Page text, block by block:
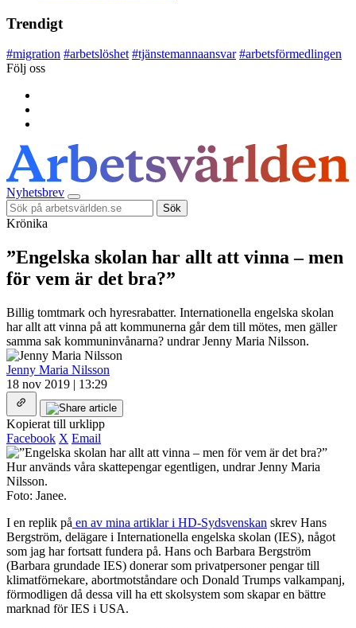
Trendigt
#migration #arbetslöshet #tjänstemannaansvar #arbetsförmedlingen
Följ oss
Nyhetsbrev
Sök
Krönika
”Engelska skolan har allt att vinna – men
för vem är det bra?”
Billig tomtmark och hyresrabatter. Internationella engelska skolan
har allt att vinna på att kommunerna går dem till mötes, men gäller
samma sak kommuninvånarna? undrar Jenny Maria Nilsson.
Jenny Maria Nilsson
18 nov 2019 | 13:29
Kopierat till urklipp
Facebook X Email
Hur används våra skattepengar egentligen, undrar Jenny Maria
Nilsson.
Foto: Janee.
I en replik på en av mina artiklar i HD-Sydsvenskan skrev Hans
Bergström, delägare i Internationella engelska skolan (IES), något
som jag har fortsatt fundera på. Hans och Barbara Bergström
(Barbara grundade IES) donerar som privatpersoner pengar till
klimatförnekare, abortmotståndare och Donald Trumps valkampanj,
förmodligen då dessa vill ha ett skolsystem som skapar en bättre
marknad för IES i USA.